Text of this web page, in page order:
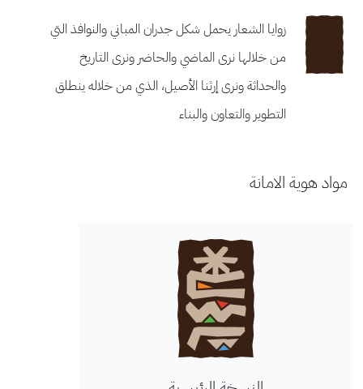
زوايا الشعار يحمل شكل جدران المباني والنوافذ التي
من خلالها نرى الماضي والحاضر ونرى التاريخ
والحداثة ونرى إرثنا الأصيل، الذي من خلاله ينطلق
التطوير والتعاون والبناء
هوية الامانة